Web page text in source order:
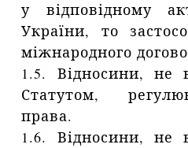
у відповідному
України, то
міжнародного
1.5. Відносини, не
Статутом,
права.
1.6. Відносини, не